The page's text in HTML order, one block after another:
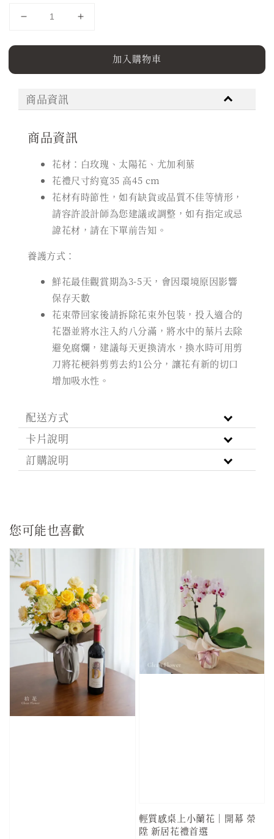
加入購物車
商品資訊
商品資訊
花材：白玫瑰、太陽花、尤加利葉
花禮尺寸約寬35 高45 cm
花材有時節性，如有缺貨或品質不佳等情形，
請容許設計師為您建議或調整，如有指定或忌
諱花材，請在下單前告知。
養護方式：
鮮花最佳觀賞期為3-5天，會因環境原因影響
保存天數
花束帶回家後請拆除花束外包裝，投入適合的
花器並將水注入約八分滿，將水中的葉片去除
避免腐爛，建議每天更換清水，換水時可用剪
刀將花梗斜剪剪去約1公分，讓花有新的切口
增加吸水性。
配送方式
卡片說明
訂購說明
您可能也喜歡
輕質感桌上小蘭花｜開幕 榮
陞 新居花禮首選